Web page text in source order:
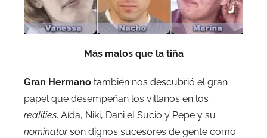
Más malos que la tiña
Gran Hermano también nos descubrió el gran
papel que desempeñan los villanos en los
realities. Aída, Niki, Dani el Sucio y Pepe y su
nominatorson dignos sucesores de gente como